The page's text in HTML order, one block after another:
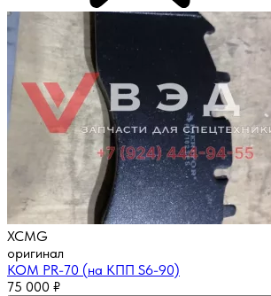
XCMG
оригинал
КОМ PR-70 (на КПП S6-90)
75 000 ₽